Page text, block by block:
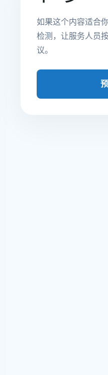
如果这个内容适合
检测，让服务人员
议。